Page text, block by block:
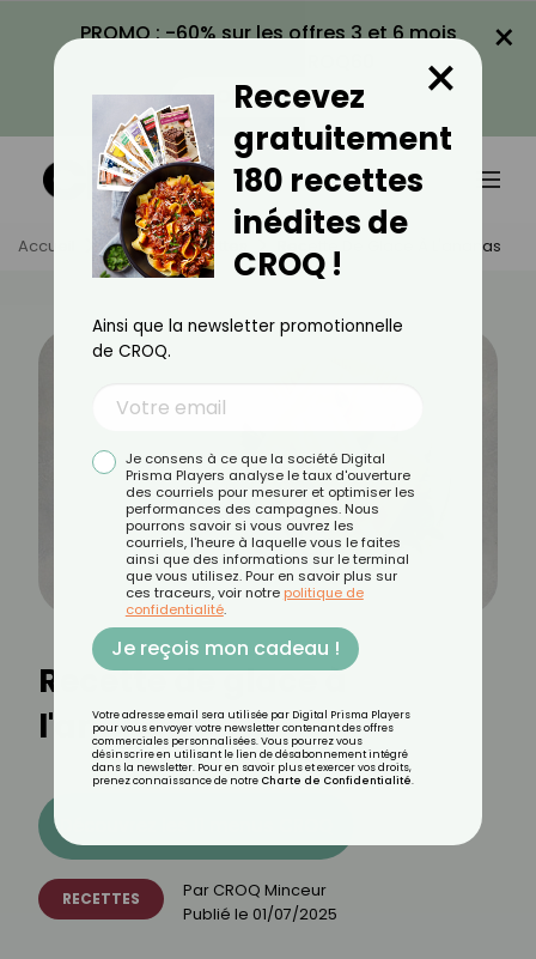
PROMO : -60% sur les offres 3 et 6 mois
VOIR LA PROMO
×
Accueil Actus Recettes Recette De Glace À L'ananas
Recette de glace à
l'ananas
RECETTES Par CROQ Minceur
Publié le 01/07/2025
Recevez
gratuitement
180 recettes
inédites de
CROQ !
×
Ainsi que la newsletter promotionnelle
de CROQ.
Je consens à ce que la société Digital
Prisma Players analyse le taux d'ouverture
des courriels pour mesurer et optimiser les
performances des campagnes. Nous
pourrons savoir si vous ouvrez les
courriels, l'heure à laquelle vous le faites
ainsi que des informations sur le terminal
que vous utilisez. Pour en savoir plus sur
ces traceurs, voir notre politique de
confidentialité.
Je reçois mon cadeau !
Votre adresse email sera utilisée par Digital Prisma Players
pour vous envoyer votre newsletter contenant des offres
commerciales personnalisées. Vous pourrez vous
désinscrire en utilisant le lien de désabonnement intégré
dans la newsletter. Pour en savoir plus et exercer vos droits,
prenez connaissance de notre Charte de Confidentialité.